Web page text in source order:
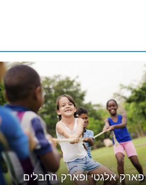
פארק אלגטי ופארק החבלים